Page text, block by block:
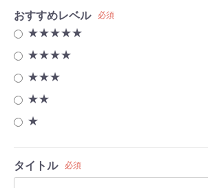
おすすめレベル 必須
★★★★★
★★★★
★★★
★★
★
タイトル 必須